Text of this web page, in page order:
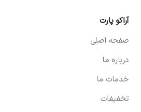
آراکو پارت
صفحه اصلی
درباره ما
خدمات ما
تخفیفات